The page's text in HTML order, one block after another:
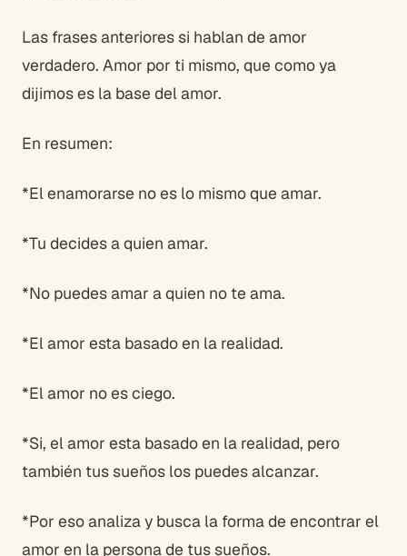
Las frases anteriores si hablan de amor
verdadero. Amor por ti mismo, que como ya
dijimos es la base del amor.
En resumen:
*El enamorarse no es lo mismo que amar.
*Tu decides a quien amar.
*No puedes amar a quien no te ama.
*El amor esta basado en la realidad.
*El amor no es ciego.
*Si, el amor esta basado en la realidad, pero
también tus sueños los puedes alcanzar.
*Por eso analiza y busca la forma de encontrar el
amor en la persona de tus sueños.